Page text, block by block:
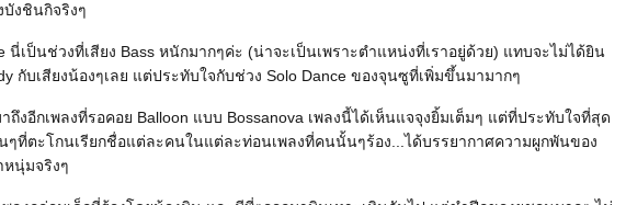
บังชินกิจริงๆ
นี่เป็นช่วงที่เสียง Bass หนักมากๆค่ะ (น่าจะเป็นเพราะตำแหน่งที่เราอยู่ด้วย) แทบจะไม่ได้ยิน
กับเสียงน้องๆเลย แต่ประทับใจกับช่วง Solo Dance ของจุนซูที่เพิ่มขึ้นมามากๆ
งอีกเพลงที่รอคอย Balloon แบบ Bossanova เพลงนี้ได้เห็นแจจุงยิ้มเต็มๆ แต่ที่ประทับใจที่สุด
ๆที่ตะโกนเรียกชื่อแต่ละคนในแต่ละท่อนเพลงที่คนนั้นๆร้อง...ได้บรรยากาศความผูกพันของ
นุ่มจริงๆ